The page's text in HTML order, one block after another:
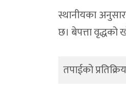
स्थानीयका
छ। बेपत्ता वृद्धको
तपाईको